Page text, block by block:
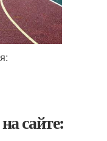
сайте: